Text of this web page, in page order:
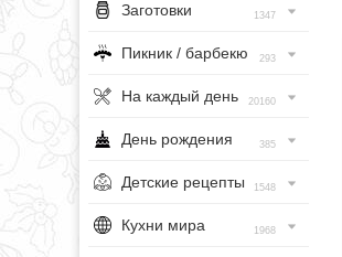
Заготовки 1347
Пикник / барбекю 293
На каждый день 20160
День рождения 385
Детские рецепты 1548
Кухни мира 1968